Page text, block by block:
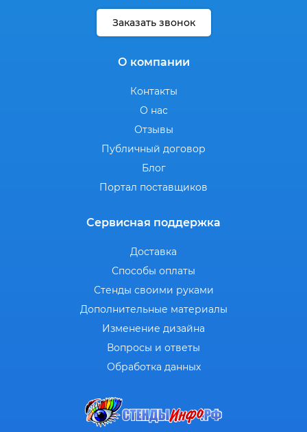
Заказать звонок
О компании
Контакты
О нас
Отзывы
Публичный договор
Блог
Портал поставщиков
Сервисная поддержка
Доставка
Способы оплаты
Стенды своими руками
Дополнительные материалы
Изменение дизайна
Вопросы и ответы
Обработка данных